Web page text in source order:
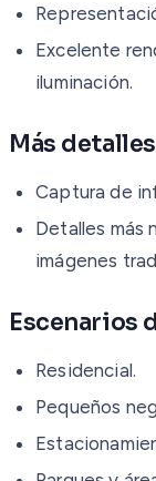
Excelente
iluminación.
Más
Captura de
Detalles más
imágenes
Escenarios
Residencial.
Pequeños